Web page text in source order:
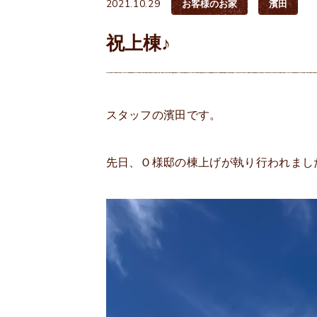
2021.10.29 お客様のお家 濱田
祝上棟♪
スタッフの濱田です。
先日、Ｏ様邸の棟上げが執り行われまし